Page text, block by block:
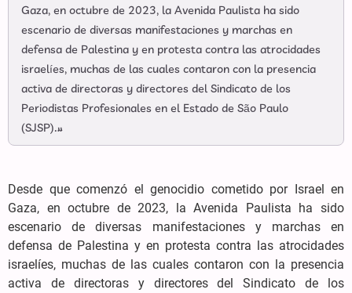
Gaza, en octubre de 2023, la Avenida Paulista ha sido
escenario de diversas manifestaciones y marchas en
defensa de Palestina y en protesta contra las atrocidades
israelíes, muchas de las cuales contaron con la presencia
activa de directoras y directores del Sindicato de los
Periodistas Profesionales en el Estado de São Paulo
(SJSP).»
Desde que comenzó el genocidio cometido por Israel en
Gaza, en octubre de 2023, la Avenida Paulista ha sido
escenario de diversas manifestaciones y marchas en
defensa de Palestina y en protesta contra las atrocidades
israelíes, muchas de las cuales contaron con la presencia
activa de directoras y directores del Sindicato de los